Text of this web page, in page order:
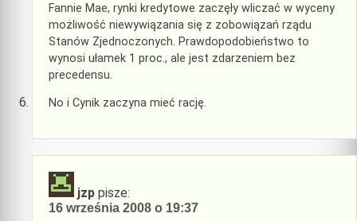
Fannie Mae, rynki kredytowe zaczęły wliczać w wyceny
możliwość niewywiązania się z zobowiązań rządu
Stanów Zjednoczonych. Prawdopodobieństwo to
wynosi ułamek 1 proc., ale jest zdarzeniem bez
precedensu.
No i Cynik zaczyna mieć rację.
jzp pisze:
16 września 2008 o 19:37